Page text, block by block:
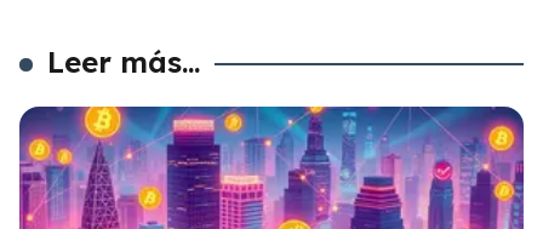
Leer más...